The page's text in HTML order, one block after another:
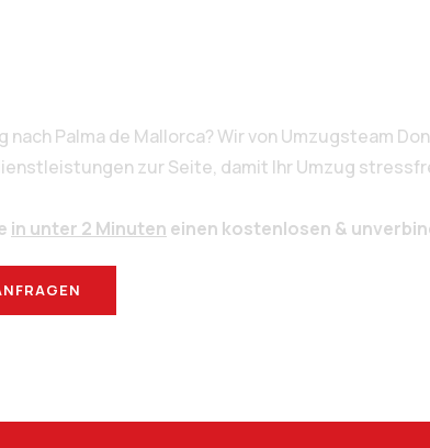
Palma de Mallorca? Wir von Umzugsteam
zur Seite, damit Ihr Umzug
in unter 2 Minuten einen kostenlosen &